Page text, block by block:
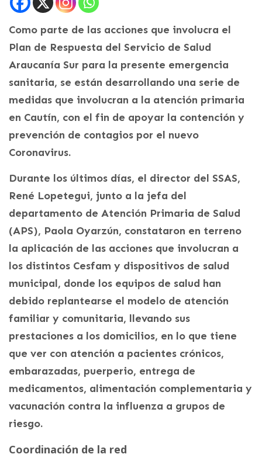
Como parte de las acciones que involucra el
Plan de Respuesta del Servicio de Salud
Araucanía Sur para la presente emergencia
sanitaria, se están desarrollando una serie de
medidas que involucran a la atención primaria
en Cautín, con el fin de apoyar la contención y
prevención de contagios por el nuevo
Coronavirus.
Durante los últimos días, el director del SSAS,
René Lopetegui, junto a la jefa del
departamento de Atención Primaria de Salud
(APS), Paola Oyarzún, constataron en terreno
la aplicación de las acciones que involucran a
los distintos Cesfam y dispositivos de salud
municipal, donde los equipos de salud han
debido replantearse el modelo de atención
familiar y comunitaria, llevando sus
prestaciones a los domicilios, en lo que tiene
que ver con atención a pacientes crónicos,
embarazadas, puerperio, entrega de
medicamentos, alimentación complementaria y
vacunación contra la influenza a grupos de
riesgo.
Coordinación de la red